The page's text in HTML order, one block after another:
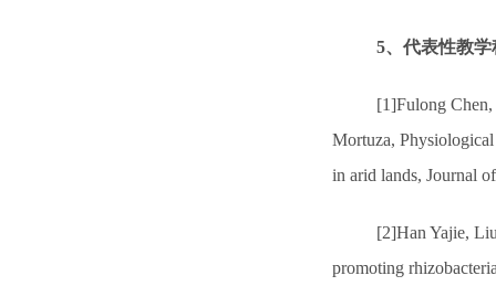
5、代表性教
[1]Fulong
Mortuza,
in arid lands, Journal
[2]Han Yajie,
promoting